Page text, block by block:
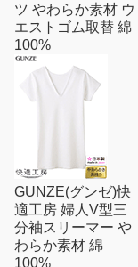
ツ やわらか素材 ウ
エストゴム取替 綿
100%
GUNZE(グンゼ)快
適工房 婦人V型三
分袖スリーマー や
わらか素材 綿
100%